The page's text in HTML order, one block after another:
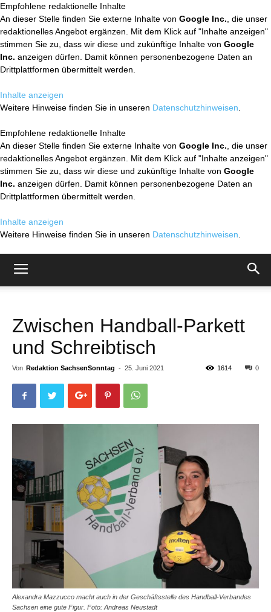
Empfohlene redaktionelle Inhalte
An dieser Stelle finden Sie externe Inhalte von Google Inc. , die unser
redaktionelles Angebot ergänzen. Mit dem Klick auf "Inhalte anzeigen"
stimmen Sie zu, dass wir diese und zukünftige Inhalte von Google
Inc. anzeigen dürfen. Damit können personenbezogene Daten an
Drittplattformen übermittelt werden.
Inhalte anzeigen
Weitere Hinweise finden Sie in unseren Datenschutzhinweisen
Empfohlene redaktionelle Inhalte
An dieser Stelle finden Sie externe Inhalte von Google Inc. , die unser
redaktionelles Angebot ergänzen. Mit dem Klick auf "Inhalte anzeigen"
stimmen Sie zu, dass wir diese und zukünftige Inhalte von Google
Inc. anzeigen dürfen. Damit können personenbezogene Daten an
Drittplattformen übermittelt werden.
Inhalte anzeigen
Weitere Hinweise finden Sie in unseren Datenschutzhinweisen
Zwischen Handball-Parkett
und Schreibtisch
Von Redaktion SachsenSonntag - 25. Juni 2021 0
1614
Alexandra Mazzucco macht auch in der Geschäftsstelle des Handball-Verbandes
Sachsen eine gute Figur. Foto: Andreas Neustadt